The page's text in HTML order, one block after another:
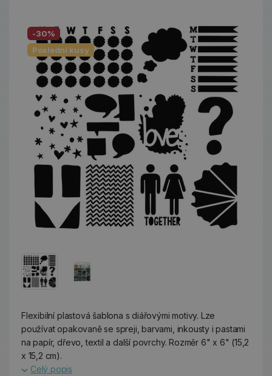
-30%
Poslední kusy
Flexibilní plastová šablona s diářovými motivy. Lze
používat opakovaně se spreji, barvami, inkousty i pastami
na papír, dřevo, textil a další povrchy. Rozměr 6" x 6" (15,2
x 15,2 cm).
Celý popis